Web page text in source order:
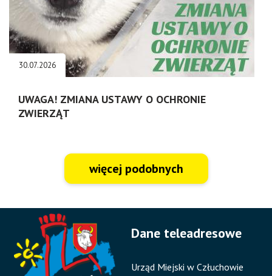
30.07.2026
UWAGA! ZMIANA USTAWY O OCHRONIE
ZWIERZĄT
więcej podobnych
Dane teleadresowe
Urząd Miejski w Człuchowie